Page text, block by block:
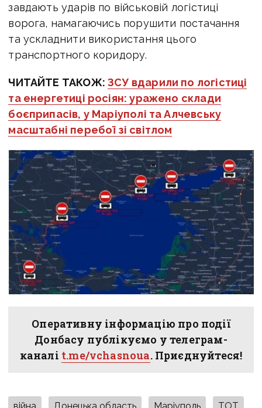
завдають ударів по військовій логістиці
ворога, намагаючись порушити постачання
та ускладнити використання цього
транспортного коридору.
ЧИТАЙТЕ ТАКОЖ:ЗСУ вдарили по логістиці
та енергетиці росіян: уражено склади
боєприпасів, у Маріуполі та Алчевську
масштабні перебої зі світлом
Оперативну інформацію про події
Донбасу публікуємо у телеграм-
каналі t.me/vchasnoua. Приєднуйтеся!